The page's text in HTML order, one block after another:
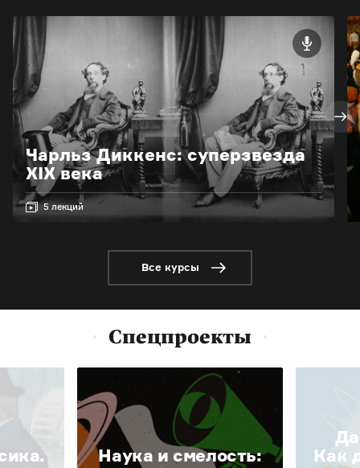
Чарльз Диккенс: суперзвезда
XIX века
5 лекций
Все курсы
Спецпроекты
Наука и смелость:
Да
Как